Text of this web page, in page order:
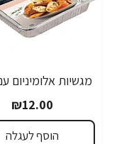
₪12.00
הוסף לעגלה